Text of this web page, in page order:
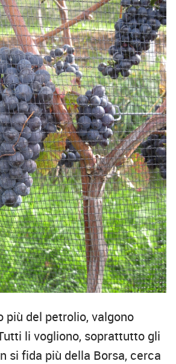
più del petrolio, valgono
li vogliono, soprattutto gli
si fida più della Borsa, cerca